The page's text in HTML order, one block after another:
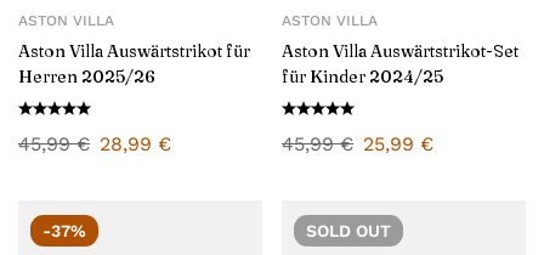
ASTON VILLA
Aston Villa Auswärtstrikot für
Herren 2025/26
45,99€ 28,99 €
ASTON VILLA
Aston Villa Auswärtstrikot-Set
für Kinder 2024/25
45,99€ 25,99 €
-37% SOLD OUT